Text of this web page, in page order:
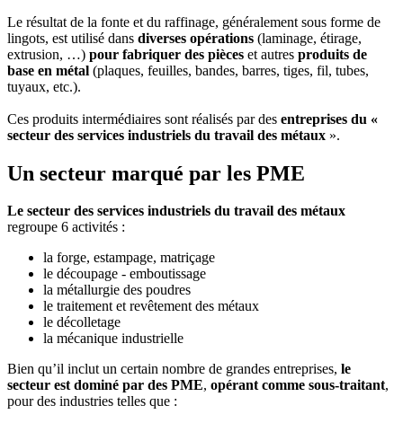
Le résultat de la fonte et du raffinage, généralement sous forme de
lingots, est utilisé dans diverses opérations (laminage, étirage,
extrusion, …) pour fabriquer des pièces et autres produits de
base en métal (plaques, feuilles, bandes, barres, tiges, fil, tubes,
tuyaux, etc.).
Ces produits intermédiaires sont réalisés par des entreprises du «
secteur des services industriels du travail des métaux ».
Un secteur marqué par les PME
Le secteur des services industriels du travail des métaux
regroupe 6 activités :
la forge, estampage, matriçage
le découpage - emboutissage
la métallurgie des poudres
le traitement et revêtement des métaux
le décolletage
la mécanique industrielle
Bien qu’il inclut un certain nombre de grandes entreprises, le
secteur est dominé par des PME, opérant comme sous-traitant,
pour des industries telles que :